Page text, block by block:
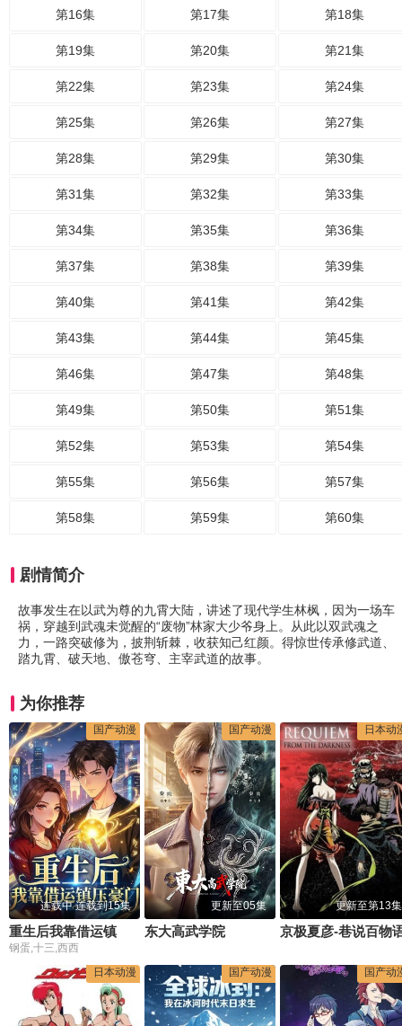
第16集 第17集 第18集
第19集 第20集 第21集
第22集 第23集 第24集
第25集 第26集 第27集
第28集 第29集 第30集
第31集 第32集 第33集
第34集 第35集 第36集
第37集 第38集 第39集
第40集 第41集 第42集
第43集 第44集 第45集
第46集 第47集 第48集
第49集 第50集 第51集
第52集 第53集 第54集
第55集 第56集 第57集
第58集 第59集 第60集
剧情简介
故事发生在以武为尊的九霄大陆，讲述了现代学生林枫，因为一场车
祸，穿越到武魂未觉醒的“废物”林家大少爷身上。从此以双武魂之
力，一路突破修为，披荆斩棘，收获知己红颜。得惊世传承修武道、
踏九霄、破天地、傲苍穹、主宰武道的故事。
为你推荐
国产动漫
连载中 连载到15集
钢蛋,十三,西西
国产动漫
更新至05集
东大高武学院
日本动
更新至第13集
京极夏彦-巷说百物
日本动漫 国产动漫 国产动